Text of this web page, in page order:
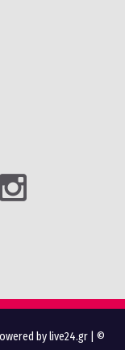
by live24.gr | ©